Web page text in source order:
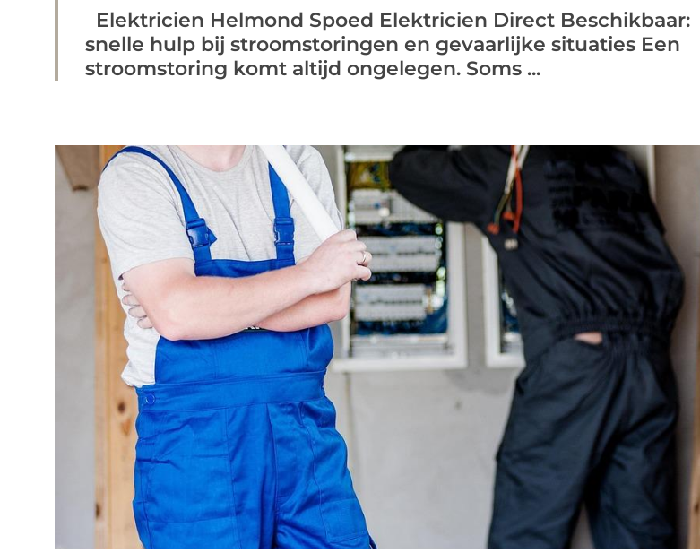
Elektricien Helmond Spoed Elektricien Direct Beschikbaar:
snelle hulp bij stroomstoringen en gevaarlijke situaties Een
stroomstoring komt altijd ongelegen. Soms ...